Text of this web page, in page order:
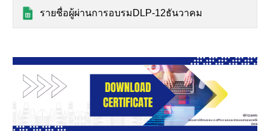
รายชื่อผู้ผ่านการอบรมDLP-12ธันวาคม